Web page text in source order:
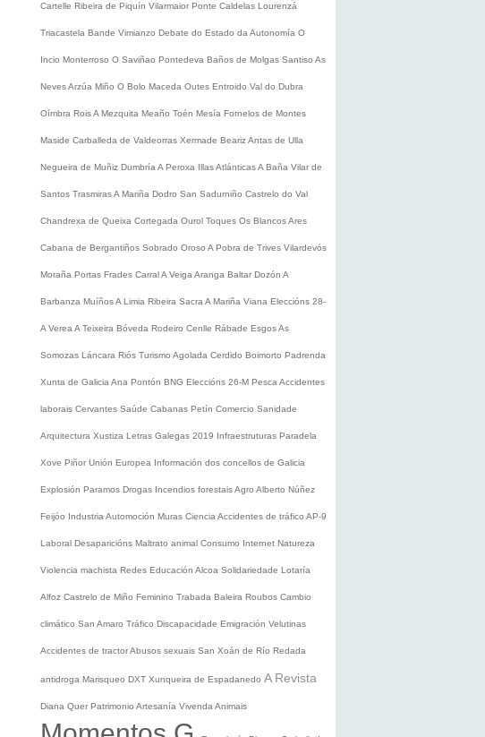
Cartelle Ribeira de Piquín Vilarmaior Ponte Caldelas Lourenzá
Triacastela Bande Vimianzo Debate do Estado da Autonomía O
Incio Monterroso O Saviñao Pontedeva Baños de Molgas Santiso As
NevesArzúa Miño O Bolo Maceda Outes Entroido Val do Dubra
Oímbra RoisA Mezquita Meaño Toén Mesía Fornelos de Montes
Maside Carballeda de Valdeorras Xermade BearizAntas de Ulla
Negueira de Muñiz Dumbría A Peroxa Illas AtlánticasA Baña Vilar de
Santos TrasmirasA Mariña Dodro San Sadurniño Castrelo do Val
Chandrexa de Queixa Cortegada Ourol Toques Os BlancosAres
Cabana de Bergantiños Sobrado Oroso A Pobra de Trives Vilardevós
Moraña Portas Frades CarralA Veiga Aranga Baltar Dozón A
Barbanza MuíñosA Limia Ribeira Sacra A Mariña Viana Eleccións 28-
A Verea A Teixeira Bóveda Rodeiro Cenlle Rábade EsgosAs
Somozas Láncara Riós Turismo Agolada Cerdido Boimorto Padrenda
Xunta de Galicia Ana Pontón BNG Eleccións 26-M Pesca Accidentes
laborais Cervantes Saúde Cabanas Petín Comercio Sanidade
Arquitectura Xustiza Letras Galegas 2019 Infraestruturas Paradela
Xove Piñor Unión Europea Información dos concellos de Galicia
Explosión Paramos Drogas Incendios forestaisAgro Alberto Núñez
Feijóo Industria Automoción Muras Ciencia Accidentes de tráfico AP-9
Laboral Desaparicións Maltrato animal Consumo Internet Natureza
Violencia machista Redes Educación Alcoa Solidariedade Lotaría
Alfoz Castrelo de Miño Feminino Trabada Baleira Roubos Cambio
climático San Amaro Tráfico Discapacidade Emigración Velutinas
Accidentes de tractorAbusos sexuais San Xoán de Río Redada
antidroga Marisqueo DXT Xunqueira de Espadanedo A Revista
Diana Quer Patrimonio Artesanía Vivenda Animais